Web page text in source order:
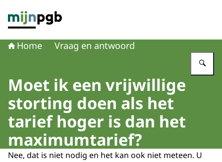
Home Vraag en antwoord
Moet ik een vrijwillige
storting doen als het
tarief hoger is dan het
maximumtarief?
Nee, dat is niet nodig en het kan ook niet meteen. U